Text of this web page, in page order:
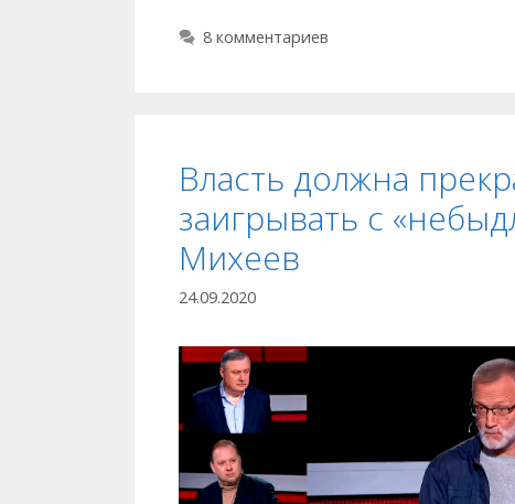
8 комментариев
Власть должна
заигрывать с
Михеев
24.09.2020